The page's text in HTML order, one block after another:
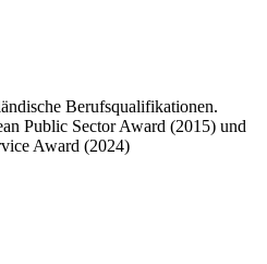
Berufsqualifikationen.
Public Sector Award (2015) und
Award (2024)